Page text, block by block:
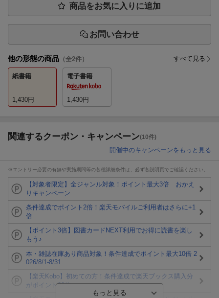
商品をお気に入りに追加
お問い合わせ
他の形態の商品 （全2件） すべて見る
紙書籍
1,430円
電子書籍
1,430円
関連するクーポン・キャンペーン(10件)
開催中のキャンペーンをもっと見る
※エントリー必要の有無や実施期間等の各種詳細条件は、必ず各説明頁でご確認ください。
【対象者限定】全ジャンル対象！ポイント最大3倍 おかえ
りキャンペーン
条件達成でポイント2倍！楽天モバイルご利用者はさらに+1
倍
【ポイント3倍】図書カードNEXT利用でお得に読書を楽し
もう♪
本・雑誌在庫あり商品対象！条件達成でポイント最大10倍 2
026/8/1-8/31
【楽天Kobo】初めての方！条件達成で楽天ブックス購入分
がポイント20倍